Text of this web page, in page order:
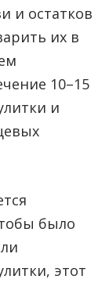
и остатков
их в
10–15
и
было
этот